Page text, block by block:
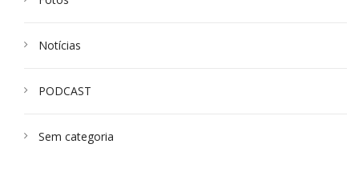
Notícias
PODCAST
Sem categoria